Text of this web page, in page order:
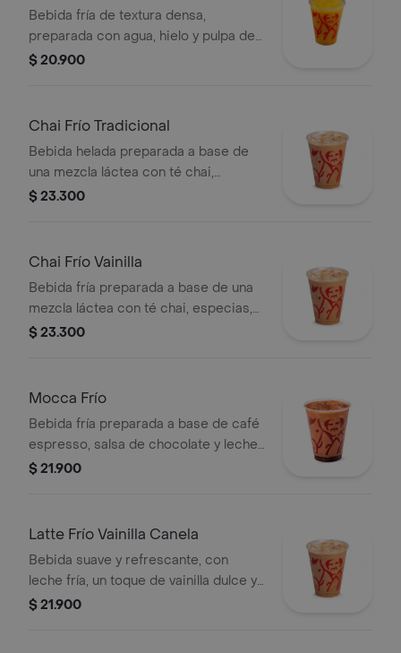
Bebida fría de textura densa,
preparada con agua, hielo y pulpa de
maracuýa. Contiene azúcar añadida.
$ 20.900
Chai Frío Tradicional
Bebida helada preparada a base de
una mezcla láctea con té chai,
especias, leche y miel, servida sobre
$ 23.300
Chai Frío Vainilla
Bebida fría preparada a base de una
mezcla láctea con té chai, especias,
leche, miel, vainilla y almendras,
$ 23.300
Mocca Frío
Bebida fría preparada a base de café
espresso, salsa de chocolate y leche,
servida sobre hielo.
$ 21.900
Latte Frío Vainilla Canela
Bebida suave y refrescante, con
leche fría, un toque de vainilla dulce y
un leve sabor especiado de canela,
$ 21.900